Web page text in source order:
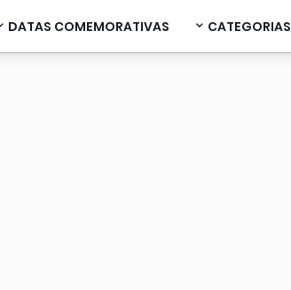
CATEGORIAS
DATAS COMEMORATIVAS